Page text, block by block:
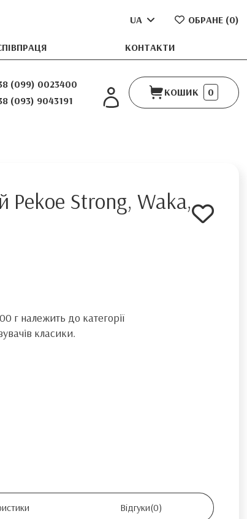
КОНТАКТИ
UA ОБРАНЕ (0)
(099) 0023400
(093) 9043191
КОШИК 0
Pekoe Strong, Waka,
г належить до категорії
класики.
Відгуки(0)